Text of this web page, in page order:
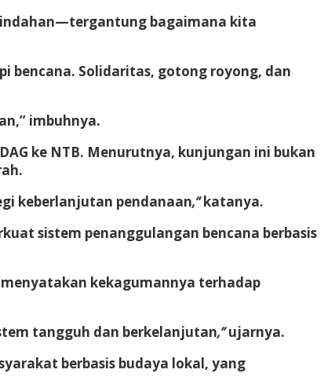
bagaimana kita
bencana. Solidaritas, gotong royong, dan
imbuhnya.
ke NTB. Menurutnya, kunjungan ini bukan
keberlanjutan pendanaan,”katanya.
sistem penanggulangan bencana berbasis
kekagumannya terhadap
tangguh dan berkelanjutan,”ujarnya.
berbasis budaya lokal, yang